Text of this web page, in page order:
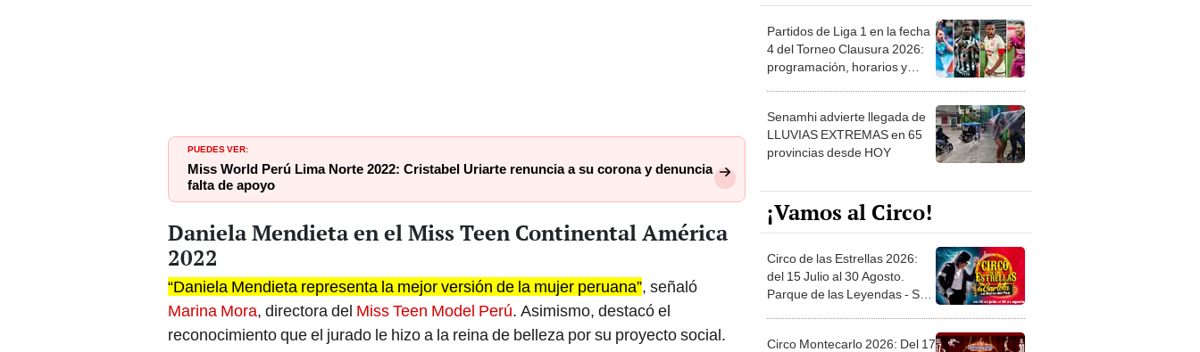
PUEDES VER:
Miss World Perú Lima Norte 2022: Cristabel Uriarte renuncia a su corona y denuncia
falta de apoyo
Daniela Mendieta en el Miss Teen Continental América
2022
“Daniela Mendieta representa la mejor versión de la mujer peruana”, señaló
Marina Mora, directora del Miss Teen Model Perú. Asimismo, destacó el
reconocimiento que el jurado le hizo a la reina de belleza por su proyecto social.
Partidos de Liga 1 en la fecha
4 del Torneo Clausura 2026:
programación, horarios y
Senamhi advierte llegada de
LLUVIAS EXTREMAS en 65
provincias desde HOY
¡Vamos al Circo!
Circo de las Estrellas 2026:
del 15 Julio al 30 Agosto.
Parque de las Leyendas - San
Circo Montecarlo 2026: Del 17